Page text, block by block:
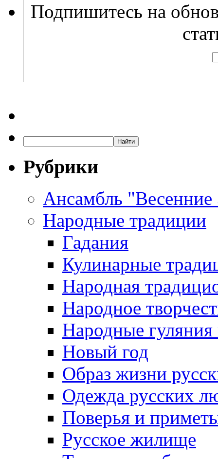
Подпишитесь на
Рубрики
Ансамбль
Народные традиции
Гадания
Кулинарные
Народная
Народное
Народные
Новый год
Образ жизни
Одежда русских
Поверья и
Русское жилище